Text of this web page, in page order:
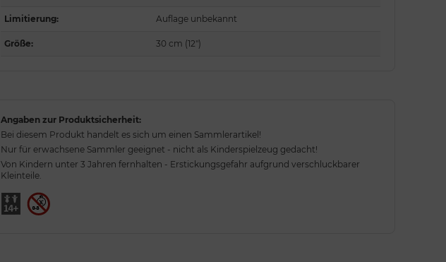
Limitierung: Auflage unbekannt
Größe: 30 cm (12")
Angaben zur Produktsicherheit:
Bei diesem Produkt handelt es sich um einen Sammlerartikel!
Nur für erwachsene Sammler geeignet - nicht als Kinderspielzeug gedacht!
Von Kindern unter 3 Jahren fernhalten - Erstickungsgefahr aufgrund verschluckbarer
Kleinteile.